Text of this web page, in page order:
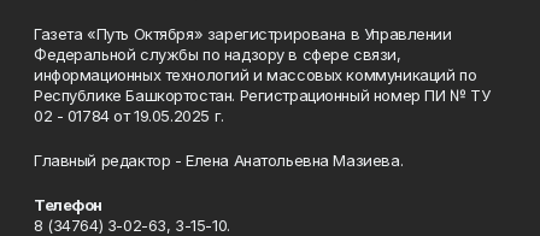
Газета «Путь Октября» зарегистрирована в Управлении
Федеральной службы по надзору в сфере связи,
информационных технологий и массовых коммуникаций по
Республике Башкортостан. Регистрационный номер ПИ № ТУ
02 - 01784 от 19.05.2025 г.
Главный редактор - Елена Анатольевна Мазиева.
Телефон
8 (34764) 3-02-63, 3-15-10.